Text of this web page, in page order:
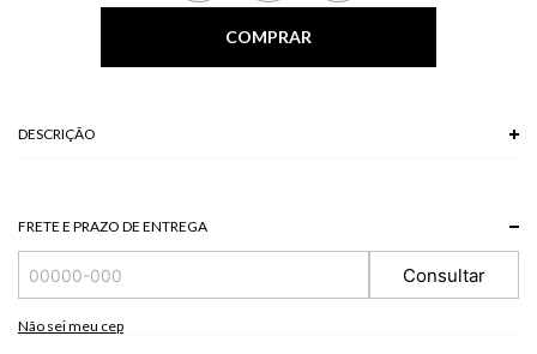
COMPRAR
DESCRIÇÃO
FRETE E PRAZO DE ENTREGA
Consultar
Não sei meu cep